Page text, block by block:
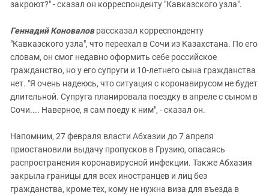
закроют?" - сказал он корреспонденту "Кавказского узла".
Геннадий Коновалов рассказал корреспонденту
"Кавказского узла", что переехал в Сочи из Казахстана. По его
словам, он смог недавно оформить себе российское
гражданство, но у его супруги и 10-летнего сына гражданства
нет. "Я очень надеюсь, что ситуация с коронавирусом не будет
длительной. Супруга планировала поездку в апреле с сыном в
Сочи.... Наверное, я сам поеду к ним", - сказал он.
Напомним, 27 февраля власти Абхазии до 7 апреля
приостановили выдачу пропусков в Грузию, опасаясь
распространения коронавирусной инфекции. Также Абхазия
закрыла границы для всех иностранцев и лиц без
гражданства, кроме тех, кому не нужна виза для въезда в